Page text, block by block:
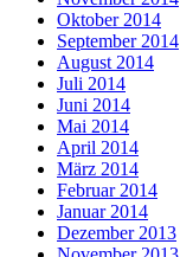
Oktober 2014
September 2014
August 2014
Juli 2014
Juni 2014
Mai 2014
April 2014
März 2014
Februar 2014
Januar 2014
Dezember 2013